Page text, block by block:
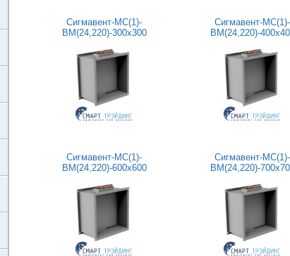
Сигмавент-МС(1)-
BM(24,220)-300х300
Сигмавент-МС(1)-
BM(24,220)-
Сигмавент-МС(1)-
BM(24,220)-600х600
Сигмавент-МС(1)-
BM(24,220)-